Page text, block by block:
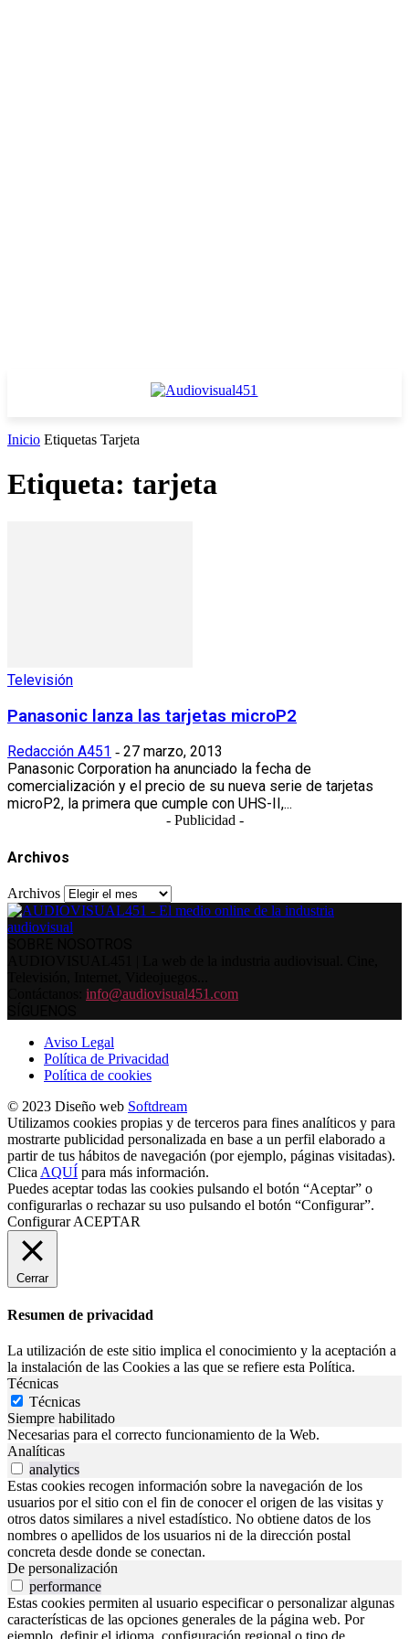
Inicio Etiquetas Tarjeta
Etiqueta: tarjeta
Televisión
Panasonic lanza las tarjetas microP2
Redacción A451 - 27 marzo, 2013
Panasonic Corporation ha anunciado la fecha de
comercialización y el precio de su nueva serie de tarjetas
microP2, la primera que cumple con UHS-II,...
- Publicidad -
Archivos
Archivos
info@audiovisual451.com
Aviso Legal
Política de Privacidad
Política de cookies
© 2023 Diseño web Softdream
Utilizamos cookies propias y de terceros para fines analíticos y para
mostrarte publicidad personalizada en base a un perfil elaborado a
partir de tus hábitos de navegación (por ejemplo, páginas visitadas).
Clica AQUÍ para más información.
Puedes aceptar todas las cookies pulsando el botón “Aceptar” o
configurarlas o rechazar su uso pulsando el botón “Configurar”.
Configurar ACEPTAR
Cerrar
Resumen de privacidad
La utilización de este sitio implica el conocimiento y la aceptación a
la instalación de las Cookies a las que se refiere esta Política.
Técnicas
Técnicas
Siempre habilitado
Necesarias para el correcto funcionamiento de la Web.
Analíticas
analytics
Estas cookies recogen información sobre la navegación de los
usuarios por el sitio con el fin de conocer el origen de las visitas y
otros datos similares a nivel estadístico. No obtiene datos de los
nombres o apellidos de los usuarios ni de la dirección postal
concreta desde donde se conectan.
De personalización
performance
Estas cookies permiten al usuario especificar o personalizar algunas
características de las opciones generales de la página web. Por